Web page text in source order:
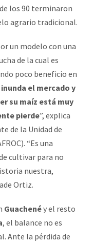
los 90 terminaron
agrario tradicional.
un modelo con una
de la cual es
poco beneficio en
el mercado y
su maíz está muy
pierde”, explica
de la Unidad de
“Es una
cultivar para no
nuestra,
Ortiz.
Guachenéy el resto
, el balance no es
Ante la pérdida de